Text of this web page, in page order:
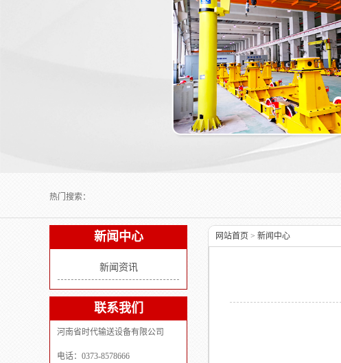
热门搜索：
新闻中心
新闻资讯
联系我们
河南省时代输送设备有限公司
电话：0373-8578666
网站首页 > 新闻中心